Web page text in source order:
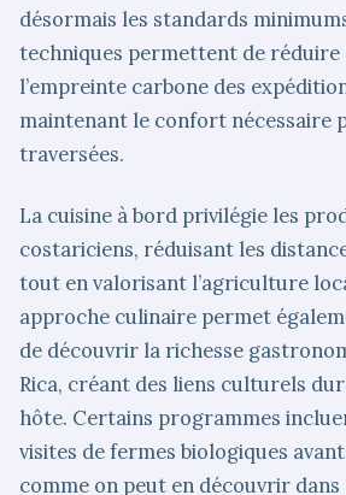
désormais les standards
techniques permettent de
l’empreinte carbone des
maintenant le confort nécessaire
traversées.
La cuisine à bord privilégie les
costariciens, réduisant les
tout en valorisant l’agriculture
approche culinaire permet
de découvrir la richesse
Rica, créant des liens culturels
hôte. Certains programmes
visites de fermes biologiques
comme on peut en découvrir dans